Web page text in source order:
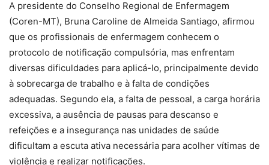
A presidente do Conselho Regional de Enfermagem
(Coren-MT), Bruna Caroline de Almeida Santiago, afirmou
que os profissionais de enfermagem conhecem o
protocolo de notificação compulsória, mas enfrentam
diversas dificuldades para aplicá-lo, principalmente devido
à sobrecarga de trabalho e à falta de condições
adequadas. Segundo ela, a falta de pessoal, a carga horária
excessiva, a ausência de pausas para descanso e
refeições e a insegurança nas unidades de saúde
dificultam a escuta ativa necessária para acolher vítimas de
violência e realizar notificações.